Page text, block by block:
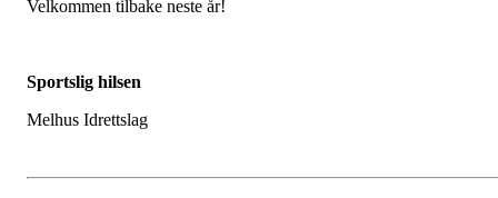
Velkommen tilbake neste år!
Sportslig hilsen
Melhus Idrettslag